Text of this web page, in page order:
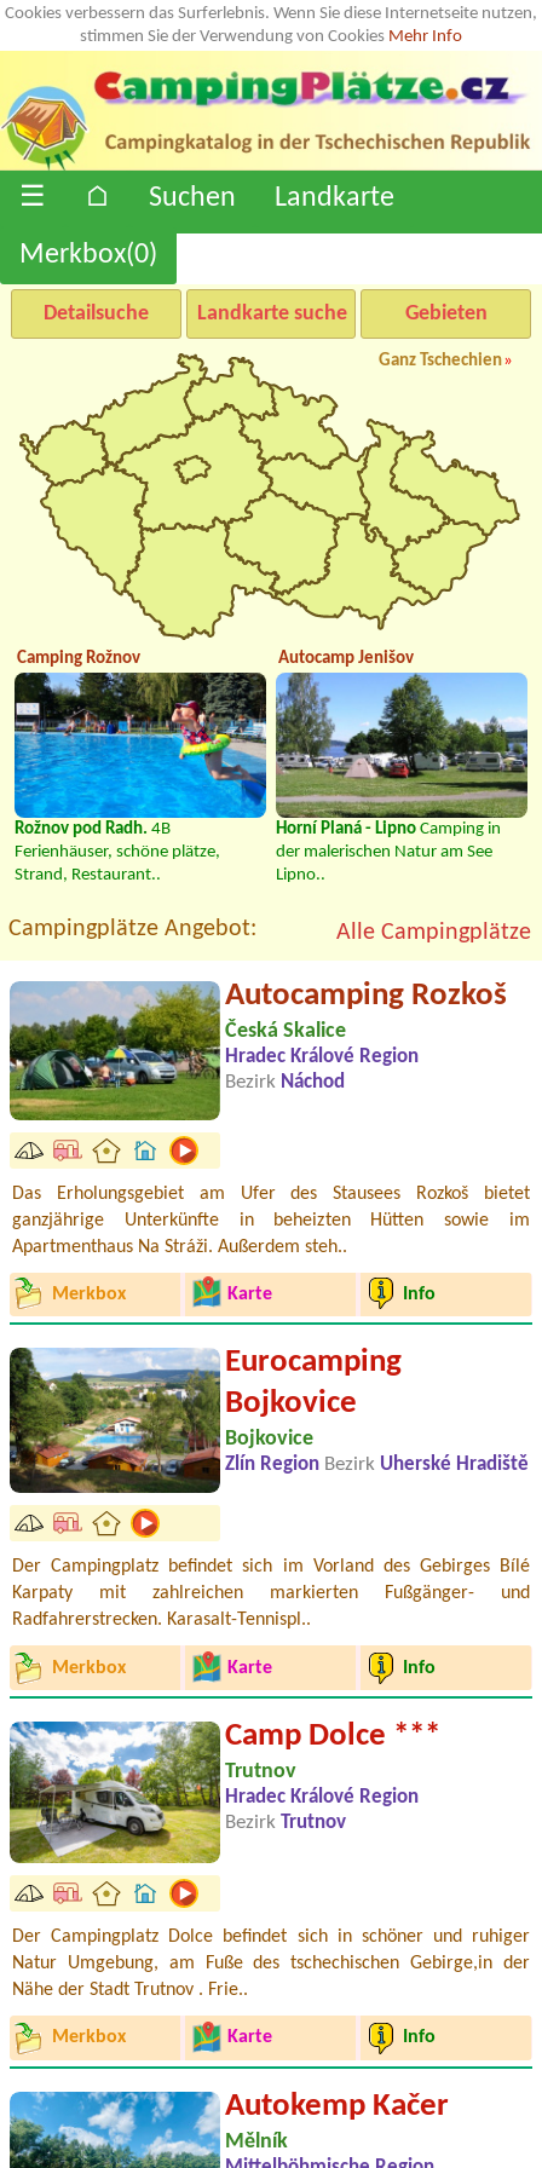
Cookies verbessern das Surferlebnis. Wenn Sie diese Internetseite nutzen,
stimmen Sie der Verwendung von Cookies Mehr Info
☰ ⌂ Suchen
Landkarte
Merkbox(0)
Detailsuche Landkarte suche Gebieten
Ganz Tschechien»
Camping Rožnov
Rožnov pod Radh. 4B
Ferienhäuser, schöne plätze,
Strand, Restaurant..
Autocamp Jenišov
Horní Planá - Lipno Camping in
der malerischen Natur am See
Lipno..
Campingplätze Angebot: Alle Campingplätze
Autocamping Rozkoš
Česká Skalice
Hradec Králové Region
Bezirk Náchod
Das Erholungsgebiet am Ufer des Stausees Rozkoš bietet
ganzjährige Unterkünfte in beheizten Hütten sowie im
Apartmenthaus Na Stráži. Außerdem steh..
Merkbox Karte Info
Eurocamping
Bojkovice
Bojkovice
Zlín Region Bezirk Uherské Hradiště
Der Campingplatz befindet sich im Vorland des Gebirges Bílé
Karpaty mit zahlreichen markierten Fußgänger- und
Radfahrerstrecken. Karasalt-Tennispl..
Merkbox Karte Info
Camp Dolce ***
Trutnov
Hradec Králové Region
Bezirk
Trutnov
Der Campingplatz Dolce befindet sich in schöner und ruhiger
Natur Umgebung, am Fuße des tschechischen Gebirge,in der
Nähe der Stadt Trutnov . Frie..
Merkbox Karte Info
Autokemp Kačer
Mělník